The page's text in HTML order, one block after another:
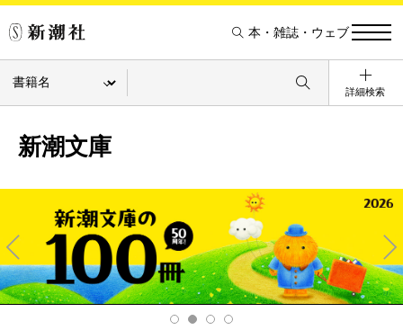
本・雑誌・ウェブ
詳細検索
新潮文庫
Pre
v
Ne
xt